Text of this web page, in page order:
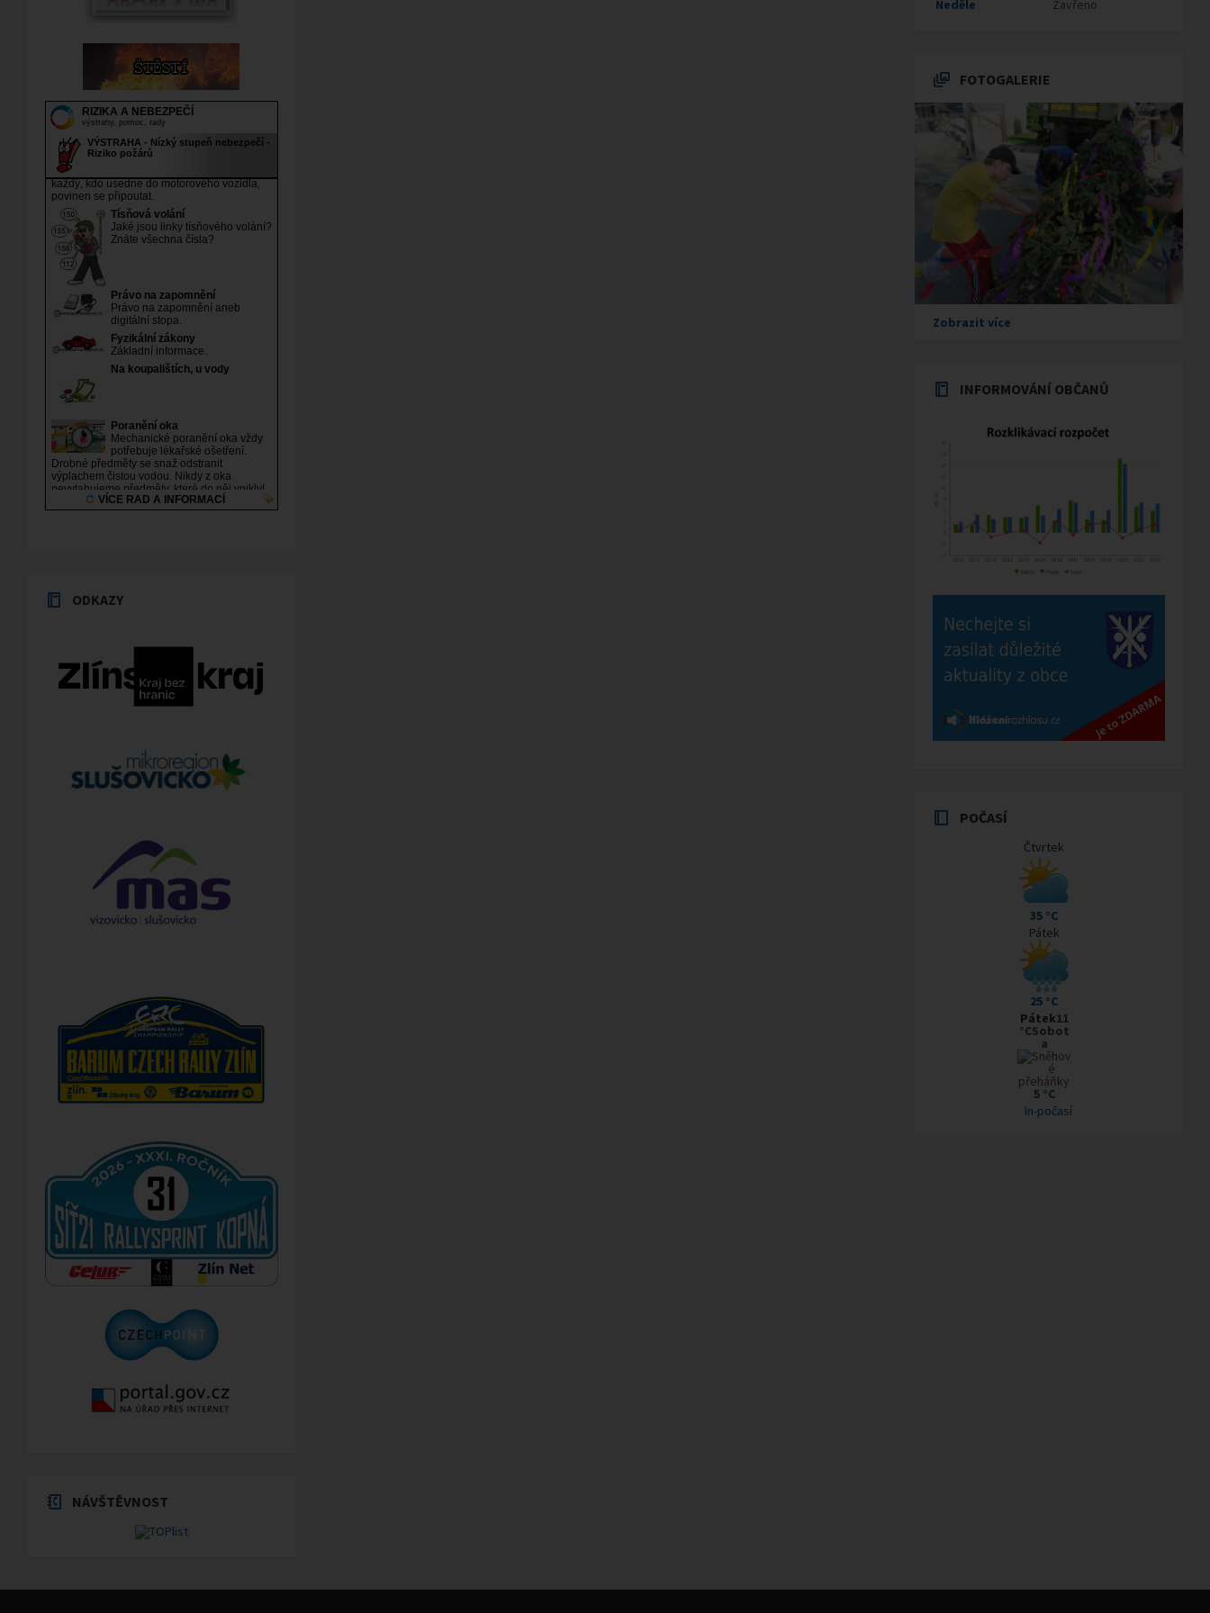
ODKAZY
NÁVŠTĚVNOST
Neděle
Zavřeno
FOTOGALERIE
Zobrazit více
INFORMOVÁNÍ OBČANŮ
POČASÍ
Čtvrtek
35 °C
Pátek
25 °C
Pátek11
°CSobot
a
5 °C
In-počasí